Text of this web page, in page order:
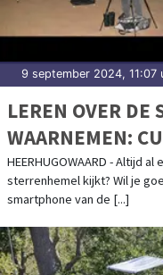
9 september 2024, 11:07
LEREN OVER DE
WAARNEMEN:
EN
START
HEERHUGOWAARD - Altijd
sterrenhemel kijkt? Wil je
smartphone van de [...]